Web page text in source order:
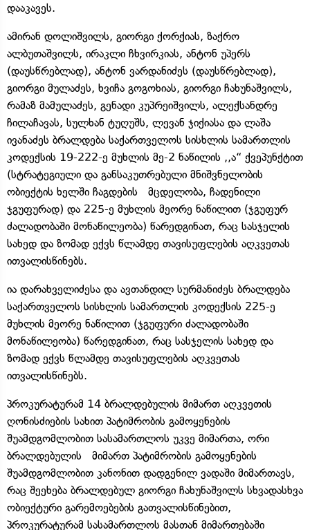
დააკავეს.
ამირან დოლიშვილს, გიორგი ქორქიას, ზაქრო
ალბუთაშვილს, ირაკლი ჩხვირკიას, ანტონ უპერს
(დაუსწრებლად), ანტონ ვარდანიძეს (დაუსწრებლად),
გიორგი მულაძეს, ხვიჩა გოგოხიას, გიორგი ჩახუნაშვილს,
რამაზ მამულაძეს, გენადი კუპრეიშვილს, ალექსანდრე
ჩილაჩავას, სულხან ტუღუშს, ლევან ჯიქიასა და ლაშა
ივანაძეს ბრალდება საქართველოს სისხლის სამართლის
კოდექსის 19-222-ე მუხლის მე-2 ნაწილის ,,ა“ ქვეპუნქტით
(სტრატეგიული და განსაკუთრებული მნიშვნელობის
ობიექტის ხელში ჩაგდების მცდელობა, ჩადენილი
ჯგუფურად) და 225-ე მუხლის მეორე ნაწილით (ჯგუფურ
ძალადობაში მონაწილეობა) წარედგინათ, რაც სასჯელის
სახედ და ზომად ექვს წლამდე თავისუფლების აღკვეთას
ითვალისწინებს.
ია დარახველიძესა და ავთანდილ სურმანიძეს ბრალდება
საქართველოს სისხლის სამართლის კოდექსის 225-ე
მუხლის მეორე ნაწილით (ჯგუფური ძალადობაში
მონაწილეობა) წარედგინათ, რაც სასჯელის სახედ და
ზომად ექვს წლამდე თავისუფლების აღკვეთას
ითვალისწინებს.
პროკურატურამ 14 ბრალდებულის მიმართ აღკვეთის
ღონისძიების სახით პატიმრობის გამოყენების
შუამდგომლობით სასამართლოს უკვე მიმართა, ორი
ბრალდებულის მიმართ პატიმრობის გამოყენების
შუამდგომლობით კანონით დადგენილ ვადაში მიმართავს,
რაც შეეხება ბრალდებულ გიორგი ჩახუნაშვილს სხვადასხვა
ობიექტური გარემოებების გათვალისწინებით,
პროკურატურამ სასამართლოს მასთან მიმართებაში